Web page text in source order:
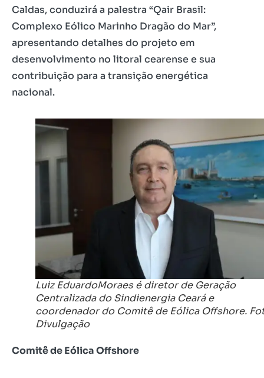
Caldas, conduzirá a palestra “Qair Brasil:
Complexo Eólico Marinho Dragão do Mar”,
apresentando detalhes do projeto em
desenvolvimento no litoral cearense e sua
contribuição para a transição energética
nacional.
Luiz EduardoMoraes é diretor de Geração
Centralizada do Sindienergia Ceará e
coordenador do Comitê de Eólica Offshore.
Divulgação
Comitê de Eólica Offshore